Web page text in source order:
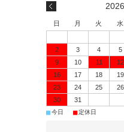
日 月 火 水
2
3 4 5
9
10 11 12
16
17 18 19
23
24 25 26
30
31
■今日 ■定休日